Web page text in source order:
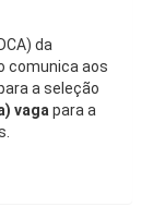
da
comunica aos
a seleção
vaga para a